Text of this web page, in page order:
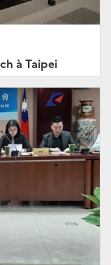
à Taipei